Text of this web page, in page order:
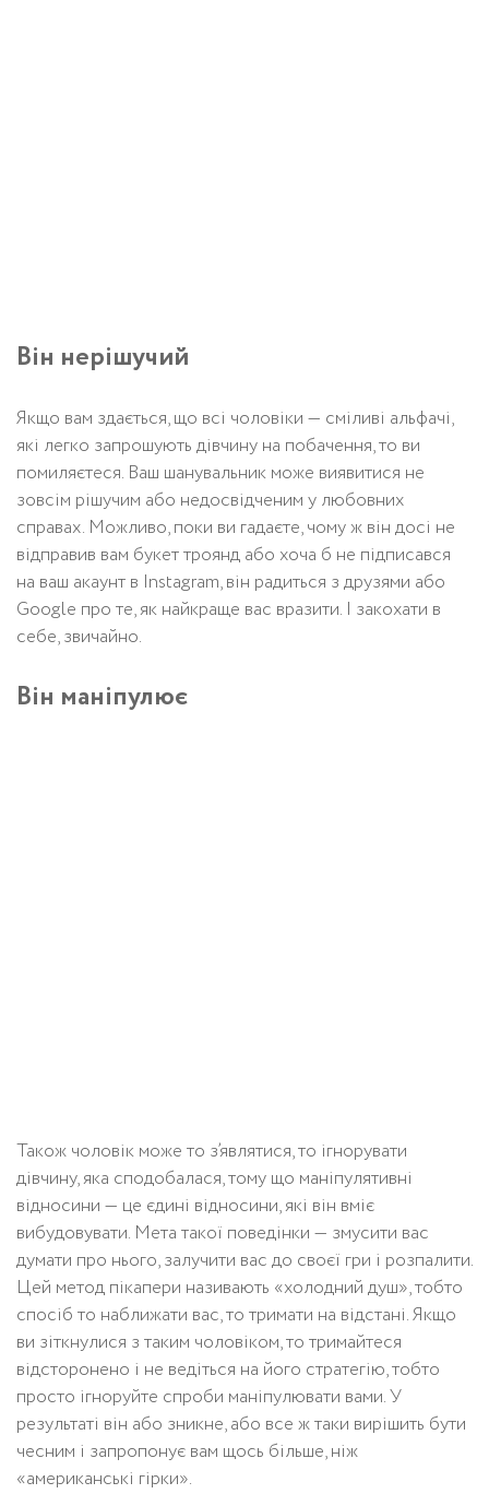
Він нерішучий
Якщо вам здається, що всі чоловіки — сміливі альфачі,
які легко запрошують дівчину на побачення, то ви
помиляєтеся. Ваш шанувальник може виявитися не
зовсім рішучим або недосвідченим у любовних
справах. Можливо, поки ви гадаєте, чому ж він досі не
відправив вам букет троянд або хоча б не підписався
на ваш акаунт в Instagram, він радиться з друзями або
Google про те, як найкраще вас вразити. І закохати в
себе, звичайно.
Він маніпулює
Також чоловік може то з’являтися, то ігнорувати
дівчину, яка сподобалася, тому що маніпулятивні
відносини — це єдині відносини, які він вміє
вибудовувати. Мета такої поведінки — змусити вас
думати про нього, залучити вас до своєї гри і розпалити.
Цей метод пікапери називають «холодний душ», тобто
спосіб то наближати вас, то тримати на відстані. Якщо
ви зіткнулися з таким чоловіком, то тримайтеся
відсторонено і не ведіться на його стратегію, тобто
просто ігноруйте спроби маніпулювати вами. У
результаті він або зникне, або все ж таки вирішить бути
чесним і запропонує вам щось більше, ніж
«американські гірки».